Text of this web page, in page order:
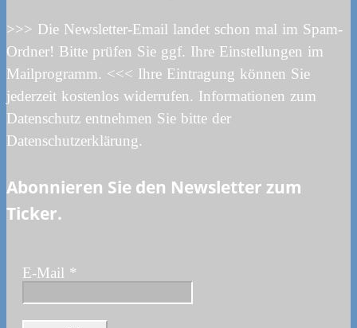
>>> Die Newsletter-Email landet schon mal im Spam-
Ordner! Bitte prüfen Sie ggf. Ihre Einstellungen im
Mailprogramm. <<< Ihre Eintragung können Sie
jederzeit kostenlos widerrufen. Informationen zum
Datenschutz entnehmen Sie bitte der
Datenschutzerklärung.
Abonnieren Sie den Newsletter zum
Ticker.
E-Mail *